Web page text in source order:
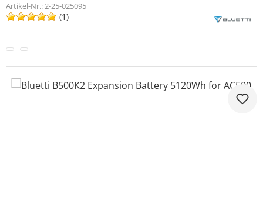
Artikel-Nr.:2-25-025095
(1)
Bildergalerie überspringen